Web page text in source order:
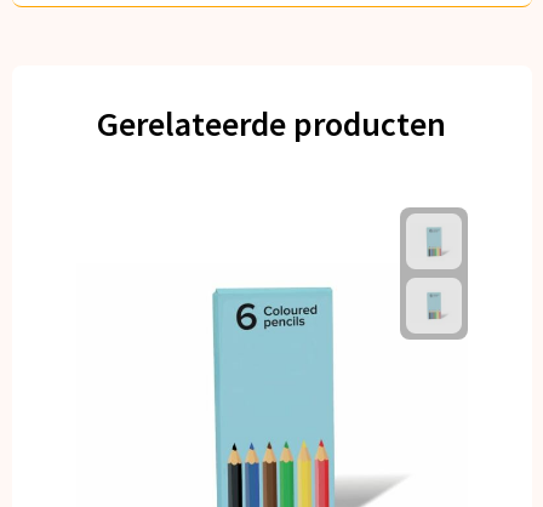
Gerelateerde producten